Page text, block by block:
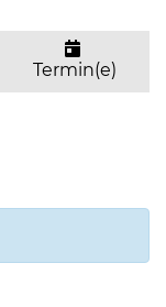
Termin(e)